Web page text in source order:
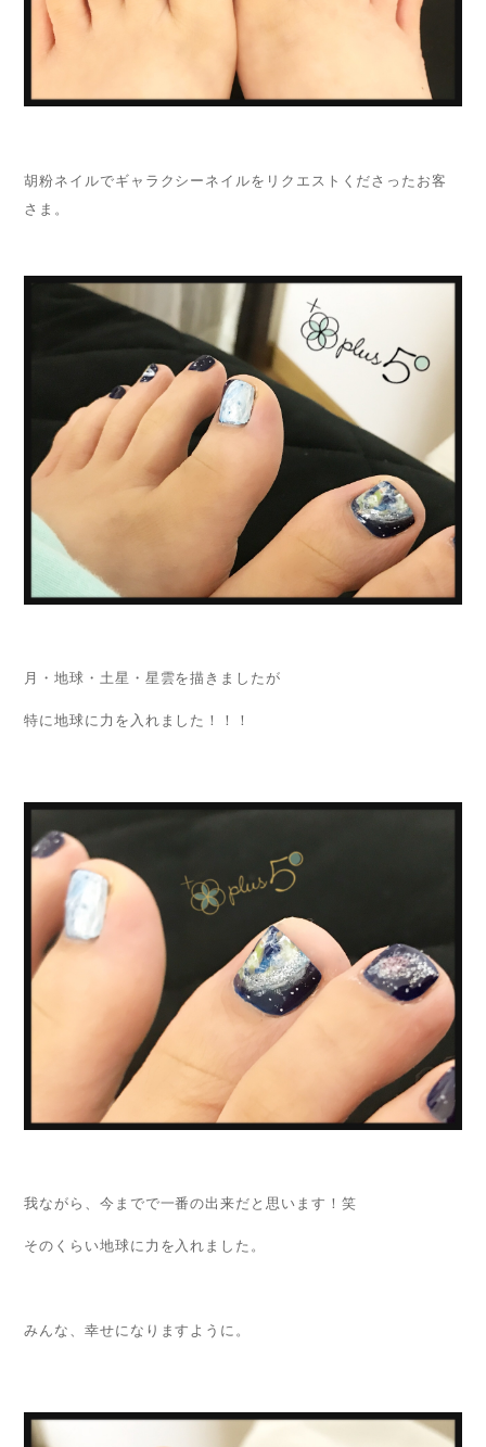
胡粉ネイルでギャラクシーネイルをリクエストくださったお客
さま。
月・地球・土星・星雲を描きましたが
特に地球に力を入れました！！！
我ながら、今までで一番の出来だと思います！笑
そのくらい地球に力を入れました。
みんな、幸せになりますように。